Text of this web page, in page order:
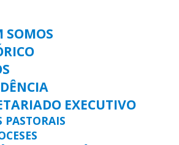
SOMOS
EXECUTIVO
PASTORAIS